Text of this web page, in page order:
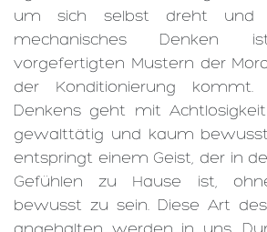
um sich selbst dreht und
mechanisches
vorgefertigten Mustern der
der Konditionierung
Denkens geht mit
gewalttätig und kaum
entspringt einem Geist, der in
Gefühlen zu Hause ist,
bewusst zu sein. Diese Art